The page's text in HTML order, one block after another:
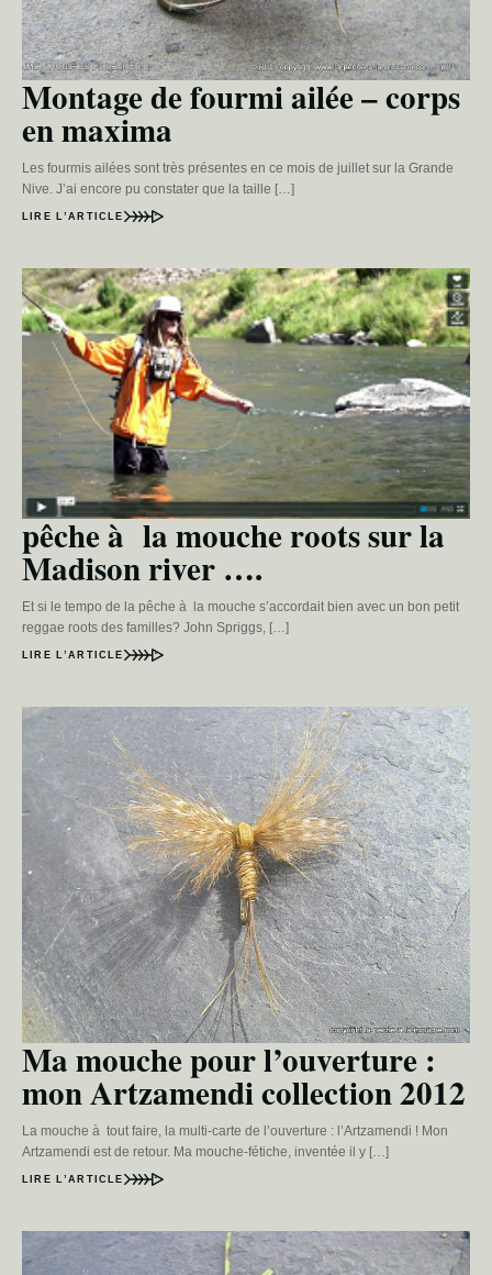
Montage de fourmi ailée – corps
en maxima
Les fourmis ailées sont très présentes en ce mois de juillet sur la Grande
Nive. J’ai encore pu constater que la taille […]
LIRE L’ARTICLE
pêche à la mouche roots sur la
Madison river ….
Et si le tempo de la pêche à la mouche s’accordait bien avec un bon petit
reggae roots des familles? John Spriggs, […]
LIRE L’ARTICLE
Ma mouche pour l’ouverture :
mon Artzamendi collection 2012
La mouche à tout faire, la multi-carte de l’ouverture : l’Artzamendi ! Mon
Artzamendi est de retour. Ma mouche-fétiche, inventée il y […]
LIRE L’ARTICLE